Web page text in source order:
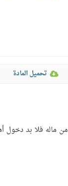
تحميل المادة
ماله فلا بد دخول